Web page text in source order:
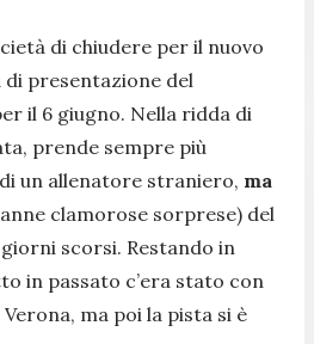
di chiudere per il nuovo
presentazione del
il 6 giugno. Nella ridda di
prende sempre più
un allenatore straniero, ma
clamorose sorprese) del
scorsi. Restando in
in passato c’era stato con
Verona, ma poi la pista si è